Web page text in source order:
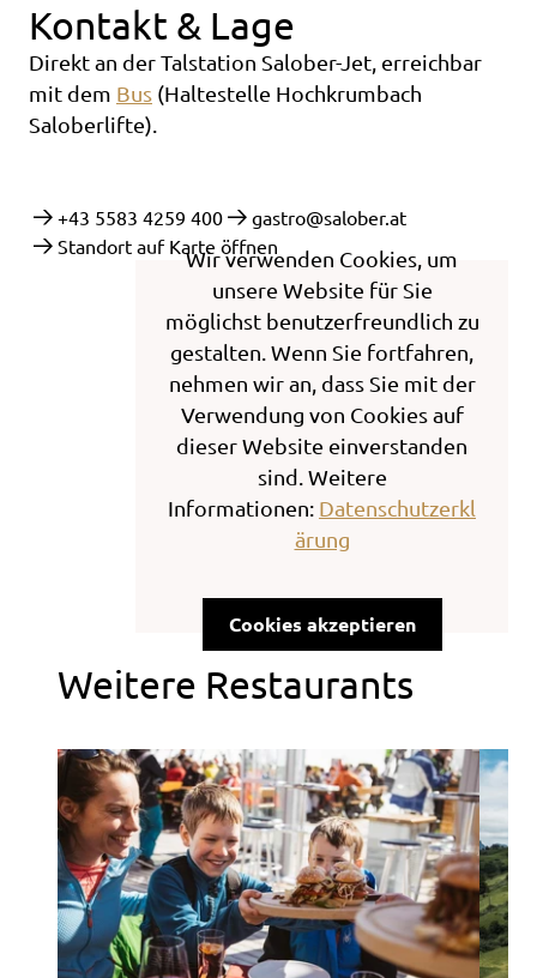
Kontakt & Lage
Direkt an der Talstation Salober-Jet, erreichbar
mit dem Bus (Haltestelle Hochkrumbach
Saloberlifte).
+43 5583 4259 400
gastro@salober.at
Standort auf Karte öffnenWir verwenden Cookies, um
unsere Website für Sie
möglichst benutzerfreundlich zu
gestalten. Wenn Sie fortfahren,
nehmen wir an, dass Sie mit der
Verwendung von Cookies auf
dieser Website einverstanden
sind. Weitere
Informationen: Datenschutzerkl
ärung
Cookies akzeptieren
Weitere Restaurants